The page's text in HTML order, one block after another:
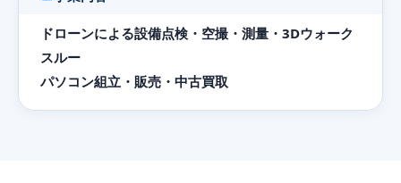
ドローンによる設備点検・空撮・測量・3Dウォーク
スルー
パソコン組立・販売・中古買取